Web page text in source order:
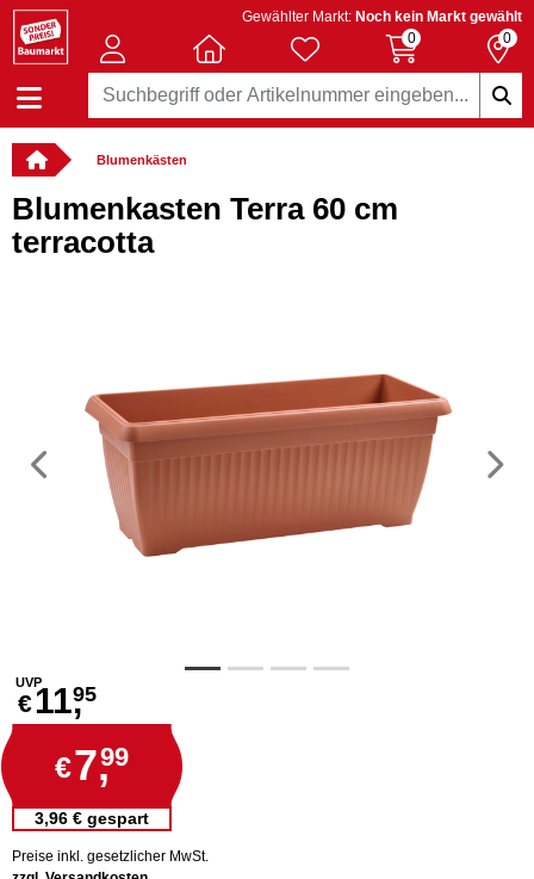
Gewählter Markt: Noch kein Markt gewählt
0
0
Blumenkästen
Blumenkasten Terra 60 cm
terracotta
Vorheriges
UVP
€11,95
€7,99
3,96 € gespart
Preise inkl. gesetzlicher MwSt.